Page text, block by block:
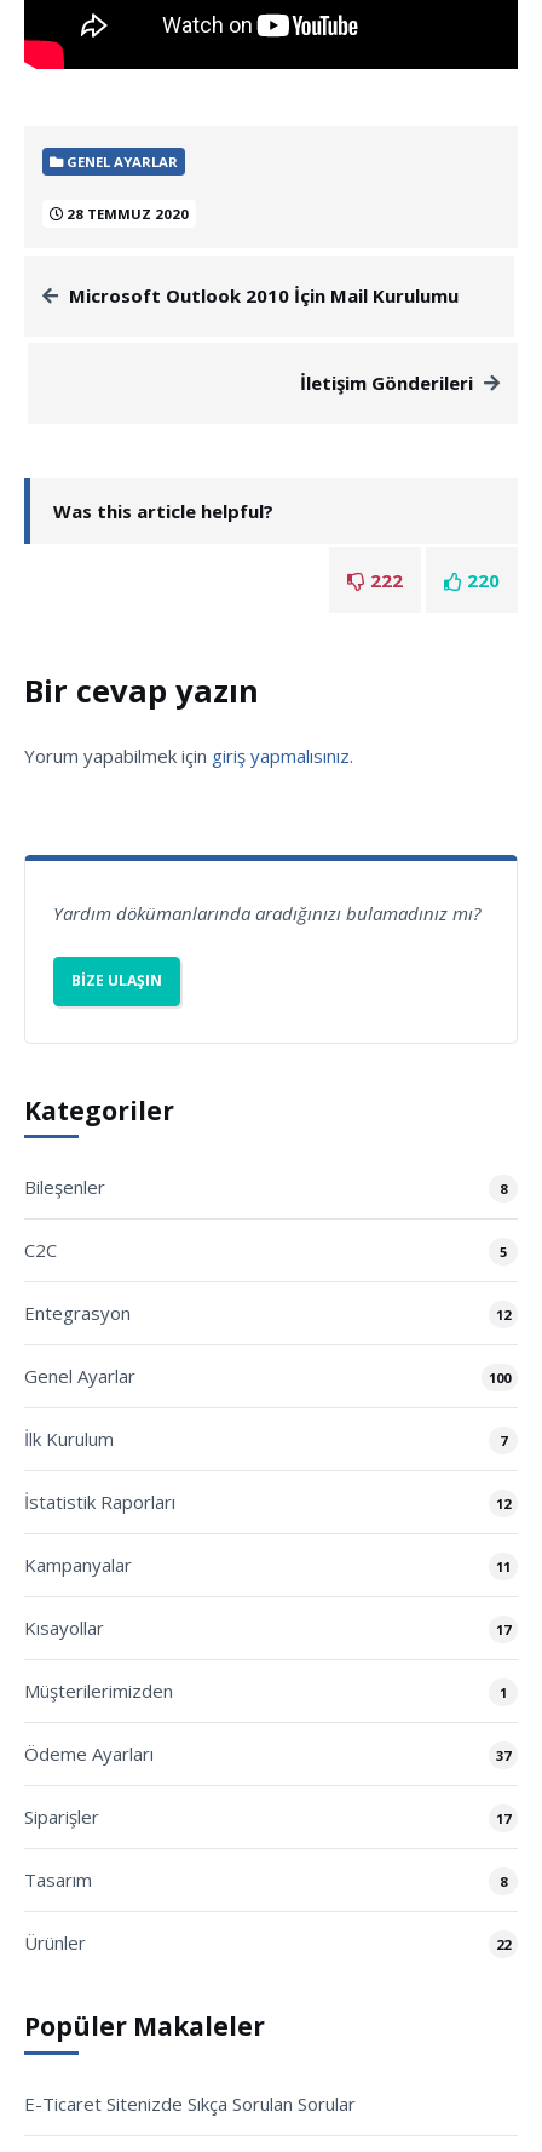
GENEL AYARLAR
28 TEMMUZ 2020
Microsoft Outlook 2010 İçin Mail Kurulumu
İletişim Gönderileri
Was this article helpful?
220
222
Bir cevap yazın
Yorum yapabilmek için giriş yapmalısınız.
Yardım dökümanlarında aradığınızı bulamadınız mı?
BIZE ULAŞIN
Kategoriler
Bileşenler 8
C2C 5
Entegrasyon 12
Genel Ayarlar 100
İlk Kurulum 7
İstatistik Raporları 12
Kampanyalar 11
Kısayollar 17
Müşterilerimizden 1
Ödeme Ayarları 37
Siparişler 17
Tasarım 8
Ürünler 22
Popüler Makaleler
E-Ticaret Sitenizde Sıkça Sorulan Sorular